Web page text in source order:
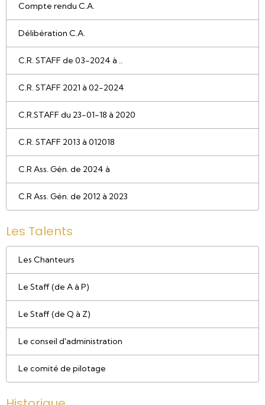
Compte rendu C.A.
Délibération C.A.
C.R. STAFF de 03-2024 à ..
C.R. STAFF 2021 à 02-2024
C.R.STAFF du 23-01-18 à 2020
C.R. STAFF 2013 à 012018
C.R Ass. Gén. de 2024 à
C.R Ass. Gén. de 2012 à 2023
Les Talents
Les Chanteurs
Le Staff (de A à P)
Le Staff (de Q à Z)
Le conseil d'administration
Le comité de pilotage